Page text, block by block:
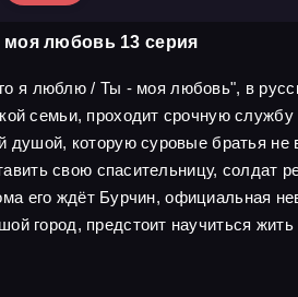
любовь 13 серия
я люблю / Ты - моя любовь", в
семьи, проходит срочную
которую суровые братья не
свою спасительницу,
его ждёт Бурчин, официальная
город, предстоит научиться